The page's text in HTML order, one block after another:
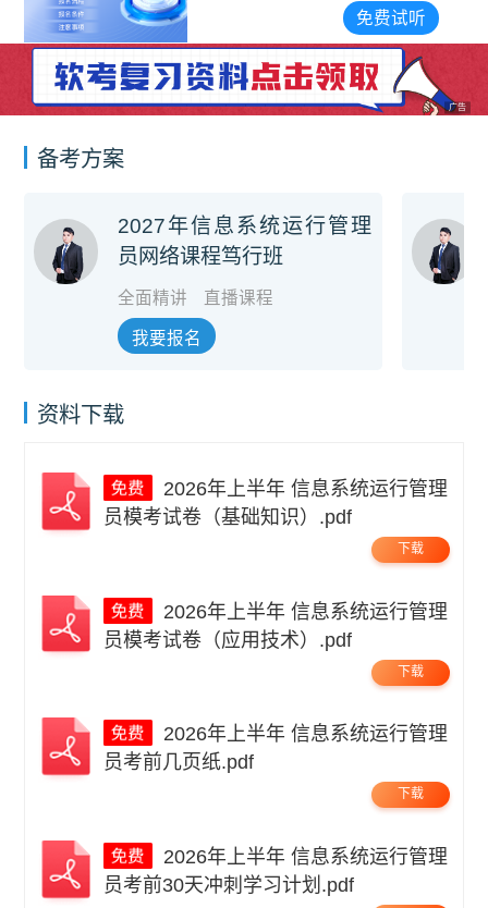
免费试听
广告
备考方案
2027年信息系统运行管理
员网络课程笃行班
全面精讲 直播课程
我要报名
资料下载
员模考试卷（基础知识）.pdf
下载
员模考试卷（应用技术）.pdf
下载
员考前几页纸.pdf
下载
员考前30天冲刺学习计划.pdf